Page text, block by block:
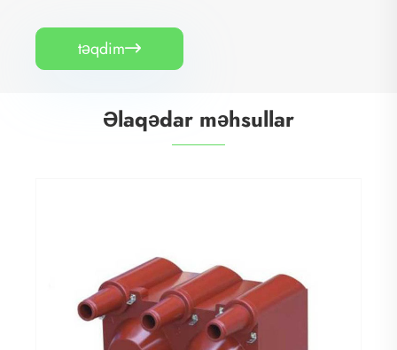
təqdim
Əlaqədar məhsullar